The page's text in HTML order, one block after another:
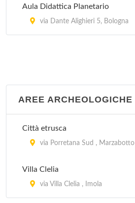
Aula Didattica Planetario
via Dante Alighieri 5, Bologna
AREE ARCHEOLOGICHE
Città etrusca
via Porretana Sud , Marzabotto
Villa Clelia
via Villa Clelia , Imola